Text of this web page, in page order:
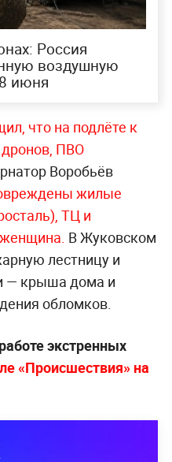
Россия
воздушную
июня
что на подлёте к
дронов, ПВО
Воробьёв
жилые
ТЦ и
женщина. В Жуковском
лестницу и
— крыша дома и
обломков.
экстренных
«Происшествия» на